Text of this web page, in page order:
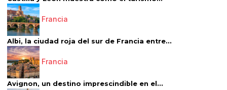
Francia
Albi, la ciudad roja del sur de Francia entre...
Francia
Avignon, un destino imprescindible en el...